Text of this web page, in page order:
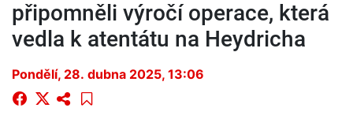
připomněli výročí operace, která
vedla k atentátu na Heydricha
Pondělí, 28. dubna 2025, 13:06